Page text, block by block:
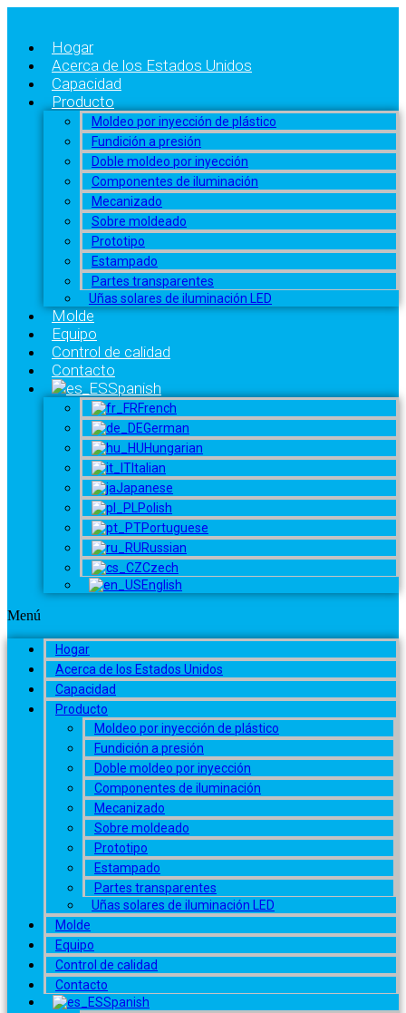
Hogar
Acerca de los Estados Unidos
Capacidad
Producto
Moldeo por inyección de plástico
Fundición a presión
Doble moldeo por inyección
Componentes de iluminación
Mecanizado
Sobre moldeado
Prototipo
Estampado
Partes transparentes
Uñas solares de iluminación LED
Molde
Equipo
Control de calidad
Contacto
Spanish
French
German
Hungarian
Italian
Japanese
Polish
Portuguese
Russian
Czech
English
Menú
Hogar
Acerca de los Estados Unidos
Capacidad
Producto
Moldeo por inyección de plástico
Fundición a presión
Doble moldeo por inyección
Componentes de iluminación
Mecanizado
Sobre moldeado
Prototipo
Estampado
Partes transparentes
Uñas solares de iluminación LED
Molde
Equipo
Control de calidad
Contacto
Spanish